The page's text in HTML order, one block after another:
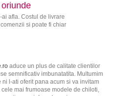
afla. Costul de livrare
si poate fi chiar
aduce un plus de calitate clientilor
semnificativ imbunatatita. Multumim
l-ati oferit pana acum si va invitam
mai frumoase modele de chiloti,